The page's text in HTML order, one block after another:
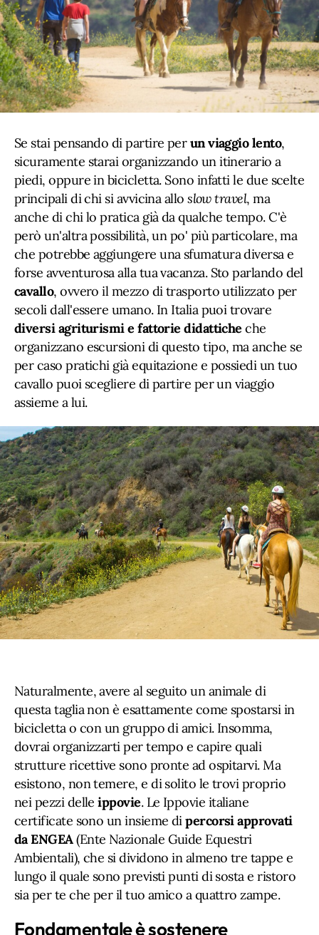
Se stai pensando di partire perun viaggio lento,
sicuramente starai organizzando un itinerario a
piedi, oppure in bicicletta. Sono infatti le due scelte
principali di chi si avvicina alloslow travel, ma
anche di chi lo pratica già da qualche tempo. C'è
però un'altra possibilità, un po' più particolare, ma
che potrebbe aggiungere una sfumatura diversa e
forse avventurosa alla tua vacanza. Sto parlando del
cavallo, ovvero il mezzo di trasporto utilizzato per
secoli dall'essere umano. In Italia puoi trovare
diversi agriturismi e fattorie didattiche che
organizzano escursioni di questo tipo, ma anche se
per caso pratichi già equitazione e possiedi un tuo
cavallo puoi scegliere di partire per un viaggio
assieme a lui.
Naturalmente, avere al seguito un animale di
questa taglia non è esattamente come spostarsi in
bicicletta o con un gruppo di amici. Insomma,
dovrai organizzarti per tempo e capire quali
strutture ricettive sono pronte ad ospitarvi. Ma
esistono, non temere, e di solito le trovi proprio
nei pezzi delleippovie. Le Ippovie italiane
certificate sono un insieme dipercorsi approvati
da ENGEA(Ente Nazionale Guide Equestri
Ambientali), che si dividono in almeno tre tappe e
lungo il quale sono previsti punti di sosta e ristoro
sia per te che per il tuo amico a quattro zampe.
Fondamentale è sostenere